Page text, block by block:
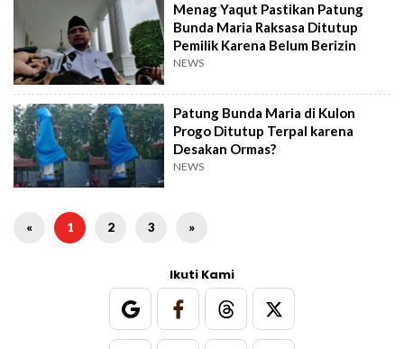
Menag Yaqut Pastikan Patung
Bunda Maria Raksasa Ditutup
Pemilik Karena Belum Berizin
NEWS
Patung Bunda Maria di Kulon
Progo Ditutup Terpal karena
Desakan Ormas?
NEWS
« 1 2 3 »
Ikuti Kami